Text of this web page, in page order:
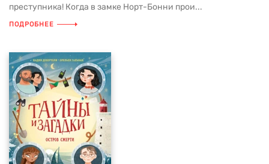
преступника! Когда в замке Норт-Бонни прои...
ПОДРОБНЕЕ